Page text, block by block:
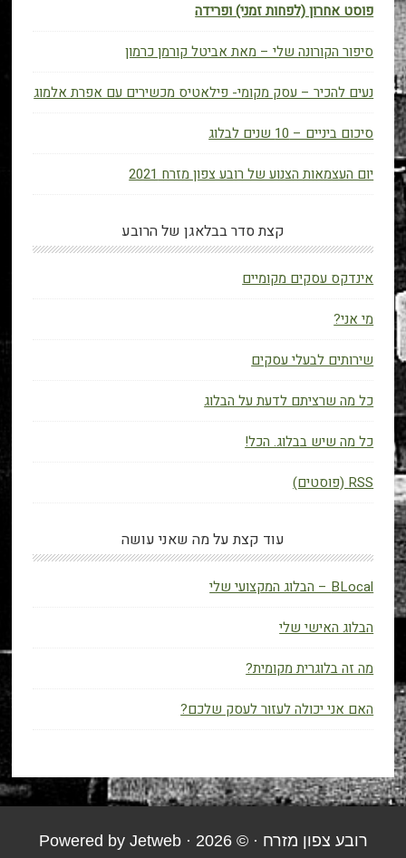
פוסט אחרון (לפחות זמני) ופרידה
סיפור הקורונה שלי – מאת אביטל קורמן כרמון
נעים להכיר – עסק מקומי- פילאטיס מכשירים עם אפרת אלמוג
סיכום ביניים – 10 שנים לבלוג
יום העצמאות הצנוע של רובע צפון מזרח 2021
קצת סדר בבלאגן של הרובע
אינדקס עסקים מקומיים
מי אני?
שירותים לבעלי עסקים
כל מה שרציתם לדעת על הבלוג
כל מה שיש בבלוג. הכל!
RSS (פוסטים)
עוד קצת על מה שאני עושה
BLocal – הבלוג המקצועי שלי
הבלוג האישי שלי
מה זה בלוגרית מקומית?
האם אני יכולה לעזור לעסק שלכם?
רובע צפון מזרח · © 2026 · Powered by
Jetweb